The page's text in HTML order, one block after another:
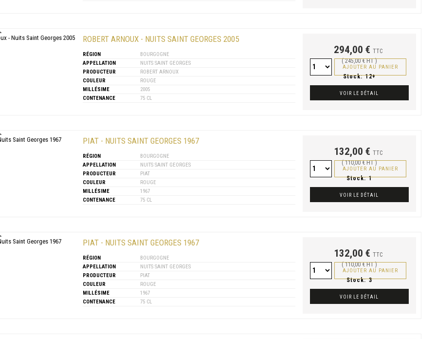
ROBERT ARNOUX - NUITS SAINT GEORGES 2005
RÉGION
BOURGOGNE
APPELLATION
NUITS SAINT GEORGES
PRODUCTEUR
ROBERT ARNOUX
COULEUR
ROUGE
MILLÉSIME
2005
CONTENANCE
75 CL
294,00 € TTC
( 245,00 € HT )
Stock: 12+
AJOUTER AU PANIER
VOIR LE DÉTAIL
PIAT - NUITS SAINT GEORGES 1967
RÉGION
BOURGOGNE
APPELLATION
NUITS SAINT GEORGES
PRODUCTEUR
PIAT
COULEUR
ROUGE
MILLÉSIME
1967
CONTENANCE
75 CL
132,00 € TTC
( 110,00 € HT )
Stock: 1
AJOUTER AU PANIER
VOIR LE DÉTAIL
PIAT - NUITS SAINT GEORGES 1967
RÉGION
BOURGOGNE
APPELLATION
NUITS SAINT GEORGES
PRODUCTEUR
PIAT
COULEUR
ROUGE
MILLÉSIME
1967
CONTENANCE
75 CL
132,00 € TTC
( 110,00 € HT )
Stock: 3
AJOUTER AU PANIER
VOIR LE DÉTAIL